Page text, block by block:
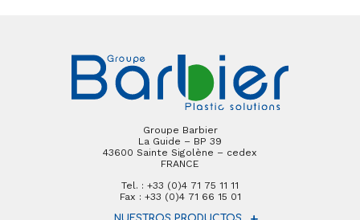
Groupe Barbier
La Guide – BP 39
43600 Sainte Sigolène – cedex
FRANCE
Tel. : +33 (0)4 71 75 11 11
Fax : +33 (0)4 71 66 15 01